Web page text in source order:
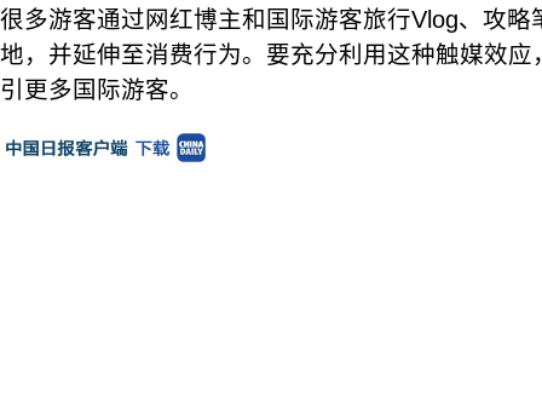
很多游客通过网红博主和国际游客旅行Vlog、攻略
地，并延伸至消费行为。要充分利用这种触媒效
引更多国际游客。